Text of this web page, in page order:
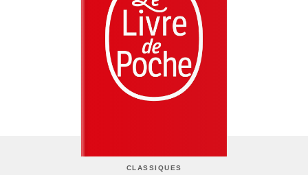
CLASSIQUES